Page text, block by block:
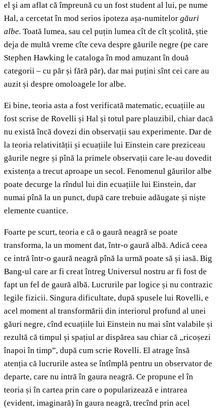
el şi am aflat că împreună cu un fost student al lui, pe nume
Hal, a cercetat în mod serios ipoteza așa-numitelor găuri
albe. Toată lumea, sau cel puțin lumea cît de cît școlită, știe
deja de multă vreme cîte ceva despre găurile negre (pe care
Stephen Hawking le cataloga în mod amuzant în două
categorii – cu păr și fără păr), dar mai puțini sînt cei care au
auzit și despre omoloagele lor albe.
Ei bine, teoria asta a fost verificată matematic, ecuațiile au
fost scrise de Rovelli și Hal și totul pare plauzibil, chiar dacă
nu există încă dovezi din observații sau experimente. Dar de
la teoria relativității și ecuațiile lui Einstein care preziceau
găurile negre și pînă la primele observații care le-au dovedit
existența a trecut aproape un secol. Fenomenul găurilor albe
poate decurge la rîndul lui din ecuațiile lui Einstein, dar
numai pînă la un punct, după care trebuie adăugate și niște
elemente cuantice.
Foarte pe scurt, teoria e că o gaură neagră se poate
transforma, la un moment dat, într-o gaură albă. Adică ceea
ce intră într-o gaură neagră pînă la urmă poate să și iasă. Big
Bang-ul care ar fi creat întreg Universul nostru ar fi fost de
fapt un fel de gaură albă. Lucrurile par logice și nu contrazic
legile fizicii. Singura dificultate, după spusele lui Rovelli, e
acel moment al transformării din interiorul profund al unei
găuri negre, cînd ecuațiile lui Einstein nu mai sînt valabile și
rezultă că timpul și spațiul ar dispărea sau chiar că „ricoșezi
înapoi în timp”, după cum scrie Rovelli. El atrage însă
atenția că lucrurile astea se întîmplă pentru un observator de
departe, care nu intră în gaura neagră. Ce propune el în
teoria și în cartea prin care o popularizează e intrarea
(evident, imaginară) în gaura neagră, trecînd prin acel